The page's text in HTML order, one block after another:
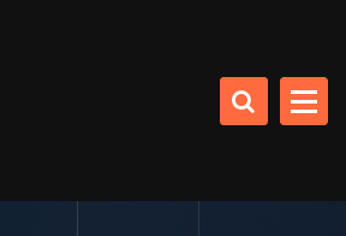
(KHÁCH SẠN HÒA BÌNH)